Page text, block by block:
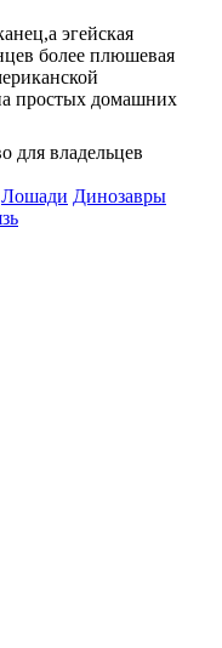
эгейская
более плюшевая
простых домашних
для владельцев
Лошади Динозавры